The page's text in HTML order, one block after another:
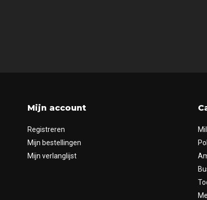
Mijn account
Registreren
Mijn bestellingen
Mijn verlanglijst